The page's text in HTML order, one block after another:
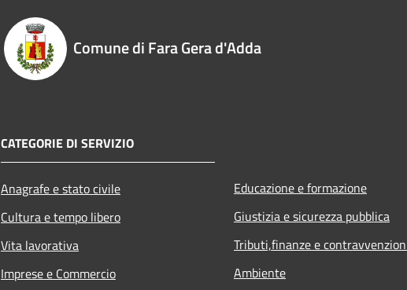
Comune di Fara Gera d'Adda
CATEGORIE DI SERVIZIO
Anagrafe e stato civile
Cultura e tempo libero
Vita lavorativa
Imprese e Commercio
Educazione e formazione
Giustizia e sicurezza pubblica
Tributi,finanze e
Ambiente